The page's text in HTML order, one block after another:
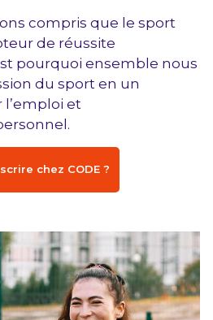
compris que le sport
de réussite
pourquoi ensemble nous
du sport en un
et
chez CODE ?